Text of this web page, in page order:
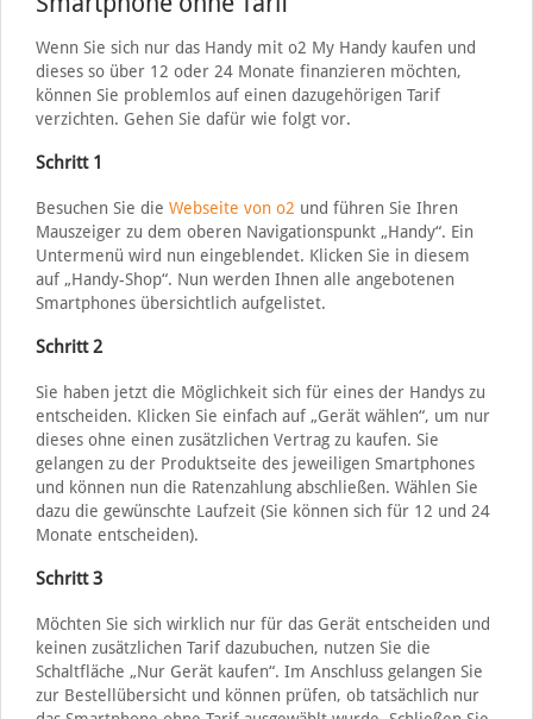
Wenn Sie sich nur das Handy mit o2 My Handy kaufen und
dieses so über 12 oder 24 Monate finanzieren möchten,
können Sie problemlos auf einen dazugehörigen Tarif
verzichten. Gehen Sie dafür wie folgt vor.
Schritt 1
Besuchen Sie die Webseite von o2 und führen Sie Ihren
Mauszeiger zu dem oberen Navigationspunkt „Handy“. Ein
Untermenü wird nun eingeblendet. Klicken Sie in diesem
auf „Handy-Shop“. Nun werden Ihnen alle angebotenen
Smartphones übersichtlich aufgelistet.
Schritt 2
Sie haben jetzt die Möglichkeit sich für eines der Handys zu
entscheiden. Klicken Sie einfach auf „Gerät wählen“, um nur
dieses ohne einen zusätzlichen Vertrag zu kaufen. Sie
gelangen zu der Produktseite des jeweiligen Smartphones
und können nun die Ratenzahlung abschließen. Wählen Sie
dazu die gewünschte Laufzeit (Sie können sich für 12 und 24
Monate entscheiden).
Schritt 3
Möchten Sie sich wirklich nur für das Gerät entscheiden und
keinen zusätzlichen Tarif dazubuchen, nutzen Sie die
Schaltfläche „Nur Gerät kaufen“. Im Anschluss gelangen Sie
zur Bestellübersicht und können prüfen, ob tatsächlich nur